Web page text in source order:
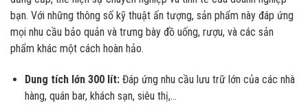
bạn. Với những thông số kỹ thuật ấn tượng, sản phẩm này đáp ứng
mọi nhu cầu bảo quản và trưng bày đồ uống, rượu, và các sản
phẩm khác một cách hoàn hảo.
Dung tích lớn 300 lít:Đáp ứng nhu cầu lưu trữ lớn của các nhà
hàng, quán bar, khách sạn, siêu thị,…